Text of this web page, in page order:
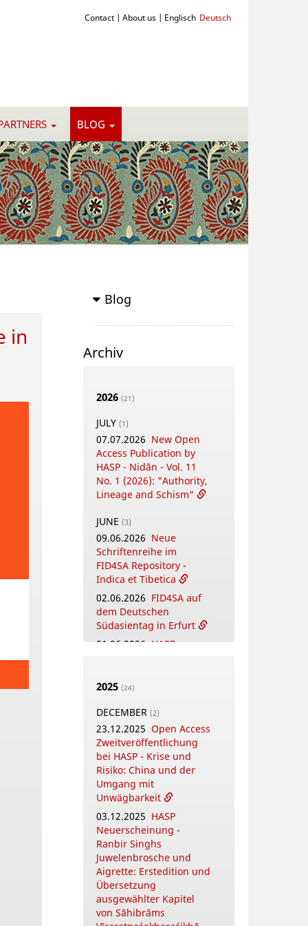
Deutsch
Englisch
Contact | About us |
BLOG
in
Blog
Archiv
2026 (21)
JULY (1)
07.07.2026 New Open
Access Publication by
HASP - Nidān - Vol. 11
No. 1 (2026): "Authority,
Lineage and Schism"
JUNE (3)
09.06.2026 Neue
Schriftenreihe im
FID4SA Repository -
Indica et Tibetica
02.06.2026 FID4SA auf
dem Deutschen
Südasientag in Erfurt
01.06.2026 HASP
Vidyārādhanam.
Thomas Oberlies
MAY(4)
26.05.2026
New Open
Access Publication by
HASP - Flowers, Gods
and Scholars. The
Puṣpacintāmaṇi, a
Nepalese Digest on
Flowers in Worship
18.05.2026 Online
Training Courses
Summer Term 2026
12.05.2026 New Open
Access Publication by
2025 (24)
DECEMBER (2)
23.12.2025 Open Access
Zweitveröffentlichung
bei HASP - Krise und
Risiko: China und der
Umgang mit
Unwägbarkeit
03.12.2025 HASP
Neuerscheinung -
Ranbir Singhs
Juwelenbrosche und
Aigrette: Erstedition und
Übersetzung
ausgewählter Kapitel
von Sāhibrāms